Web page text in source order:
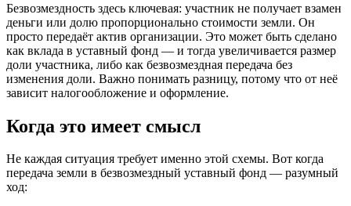
Безвозмездность здесь ключевая: участник не получает взамен
деньги или долю пропорционально стоимости земли. Он
просто передаёт актив организации. Это может быть сделано
как вклада в уставный фонд — и тогда увеличивается размер
доли участника, либо как безвозмездная передача без
изменения доли. Важно понимать разницу, потому что от неё
зависит налогообложение и оформление.
Когда это имеет смысл
Не каждая ситуация требует именно этой схемы. Вот когда
передача земли в безвозмездный уставный фонд — разумный
ход: